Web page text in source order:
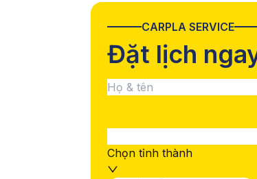
CARPLA SERVICE
Đặt lịch
Chọn tỉnh thành